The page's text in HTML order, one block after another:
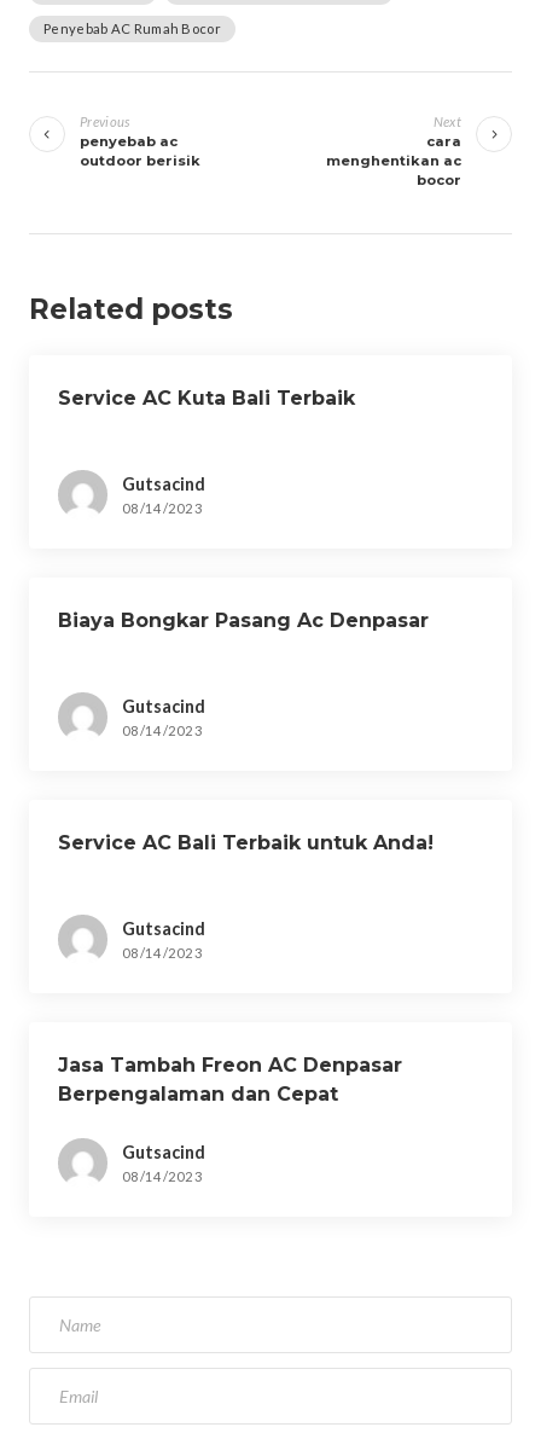
Penyebab AC Rumah Bocor
pos
Previous
penyebab ac
outdoor berisik
Next
cara
menghentikan ac
bocor
Related posts
Service AC Kuta Bali Terbaik
Gutsacind
08/14/2023
Biaya Bongkar Pasang Ac Denpasar
Gutsacind
08/14/2023
Service AC Bali Terbaik untuk Anda!
Gutsacind
08/14/2023
Jasa Tambah Freon AC Denpasar
Berpengalaman dan Cepat
Gutsacind
08/14/2023